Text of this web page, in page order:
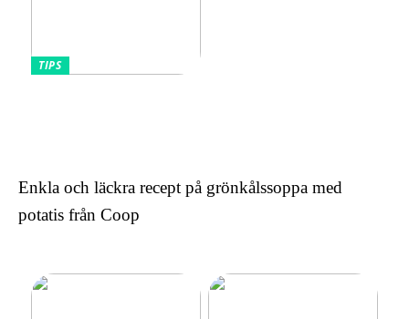
TIPS
Enkla och läckra recept på grönkålssoppa med
potatis från Coop